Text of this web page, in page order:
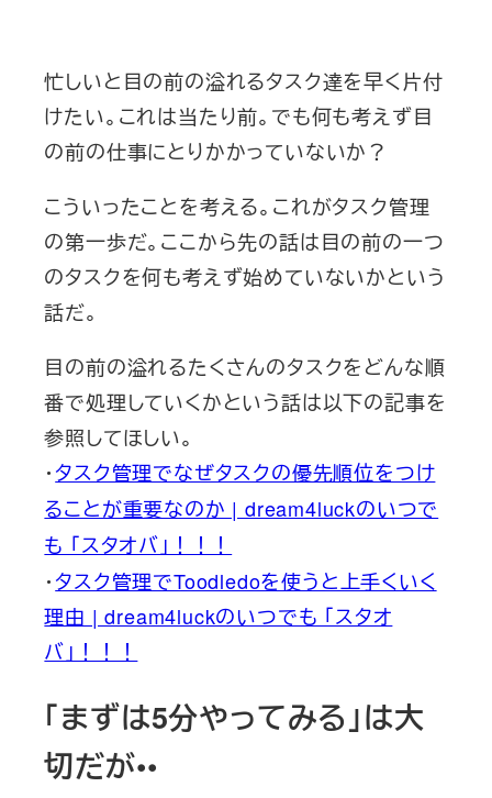
忙しいと目の前の溢れるタスク達を早く片付
けたい。これは当たり前。でも何も考えず目
の前の仕事にとりかかっていないか？
こういったことを考える。これがタスク管理
の第一歩だ。ここから先の話は目の前の一つ
のタスクを何も考えず始めていないかという
話だ。
目の前の溢れるたくさんのタスクをどんな順
番で処理していくかという話は以下の記事を
参照してほしい。
・タスク管理でなぜタスクの優先順位をつけ
ることが重要なのか | dream4luckのいつで
も 「スタオバ」！！！
・タスク管理でToodledoを使うと上手くいく
理由 | dream4luckのいつでも 「スタオ
バ」！！！
「まずは5分やってみる」は大
切だが••